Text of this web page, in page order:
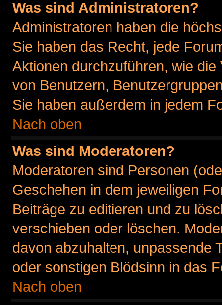
Was sind Administratoren?
Administratoren haben die
Sie haben das Recht, jede
Aktionen durchzuführen, wie
von Benutzern,
Sie haben außerdem in jedem
Nach oben
Was sind Moderatoren?
Moderatoren sind Personen
Geschehen in dem jeweiligen
Beiträge zu editieren und zu
verschieben oder löschen.
davon abzuhalten, unpassende
oder sonstigen Blödsinn in das
Nach oben